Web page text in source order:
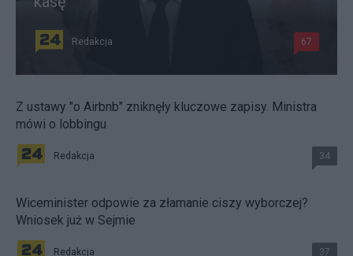
Redakcja 67
Z ustawy "o Airbnb" zniknęły kluczowe zapisy. Ministra
mówi o lobbingu
Redakcja 34
Wiceminister odpowie za złamanie ciszy wyborczej?
Wniosek już w Sejmie
Redakcja 37